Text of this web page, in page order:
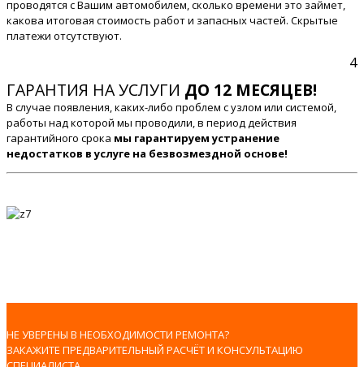
проводятся с Вашим автомобилем, сколько времени это займет,
какова итоговая стоимость работ и запасных частей. Скрытые
платежи отсутствуют.
4
ГАРАНТИЯ НА УСЛУГИ ДО 12 МЕСЯЦЕВ!
В случае появления, каких-либо проблем с узлом или системой,
работы над которой мы проводили, в период действия
гарантийного срока мы гарантируем устранение
недостатков в услуге на безвозмездной основе!
НЕ УВЕРЕНЫ В НЕОБХОДИМОСТИ РЕМОНТА?
ЗАКАЖИТЕ ПРЕДВАРИТЕЛЬНЫЙ РАСЧЁТ И КОНСУЛЬТАЦИЮ